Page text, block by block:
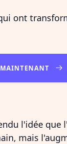
ont
l'idée que
mais